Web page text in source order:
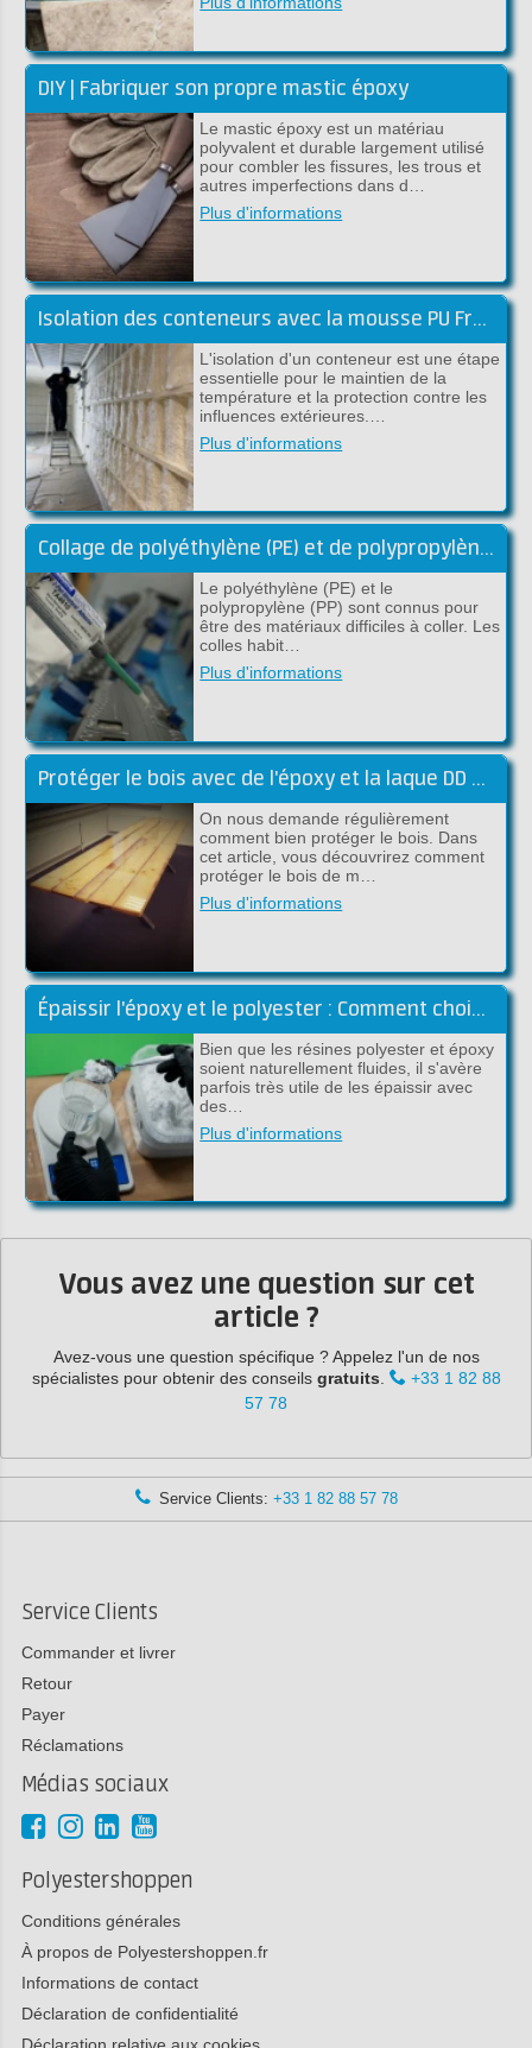
DIY | Fabriquer son propre mastic époxy
Le mastic époxy est un matériau
polyvalent et durable largement utilisé
pour combler les fissures, les trous et
autres imperfections dans d…
Plus d'informations
Isolation des conteneurs avec la mousse PU Froth-Pak
L'isolation d'un conteneur est une étape
essentielle pour le maintien de la
température et la protection contre les
influences extérieures.…
Plus d'informations
Collage de polyéthylène (PE) et de polypropylène (PP)
Le polyéthylène (PE) et le
polypropylène (PP) sont connus pour
être des matériaux difficiles à coller. Les
colles habit…
Plus d'informations
Protéger le bois avec de l'époxy et la laque DD Lak
On nous demande régulièrement
comment bien protéger le bois. Dans
cet article, vous découvrirez comment
protéger le bois de m…
Plus d'informations
Épaissir l'époxy et le polyester : Comment choisir la bonne charge !
Bien que les résines polyester et époxy
soient naturellement fluides, il s'avère
parfois très utile de les épaissir avec
des…
Plus d'informations
Vous avez une question sur cet
article ?
Avez-vous une question spécifique ? Appelez l'un de nos
spécialistes pour obtenir des conseils gratuits
+33 1 82 88
57 78
Service Clients: +33 1 82 88 57 78
Service Clients
Commander et livrer
Retour
Payer
Réclamations
Médias sociaux
Polyestershoppen
Conditions générales
À propos de Polyestershoppen.fr
Informations de contact
Déclaration de confidentialité